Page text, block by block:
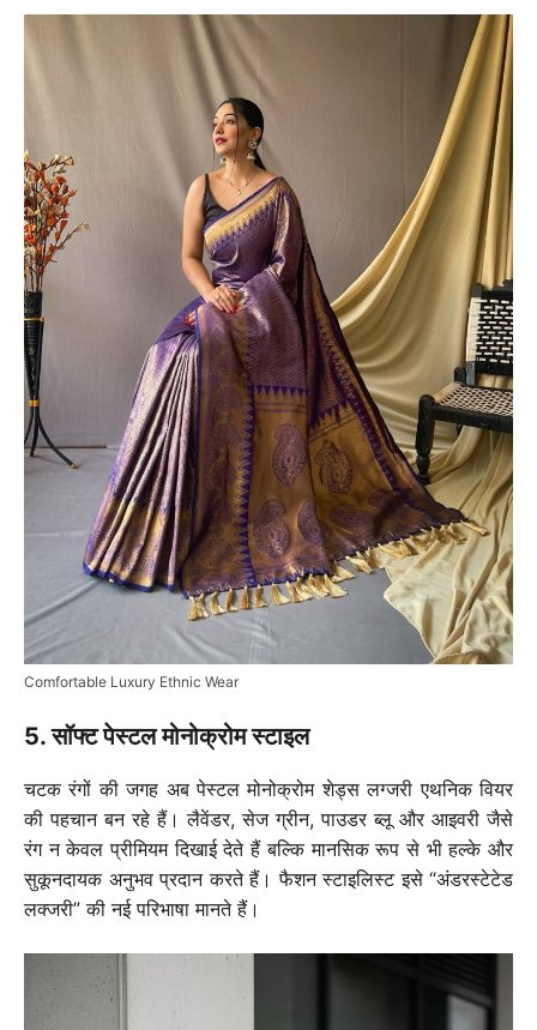
Comfortable Luxury Ethnic Wear
5. सॉफ्ट पेस्टल मोनोक्रोम स्टाइल
चटक रंगों की जगह अब पेस्टल मोनोक्रोम शेड्स लग्जरी एथनिक वियर
की पहचान बन रहे हैं। लैवेंडर, सेज ग्रीन, पाउडर ब्लू और आइवरी जैसे
रंग न केवल प्रीमियम दिखाई देते हैं बल्कि मानसिक रूप से भी हल्के और
सुकूनदायक अनुभव प्रदान करते हैं। फैशन स्टाइलिस्ट इसे “अंडरस्टेटेड
लक्जरी” की नई परिभाषा मानते हैं।